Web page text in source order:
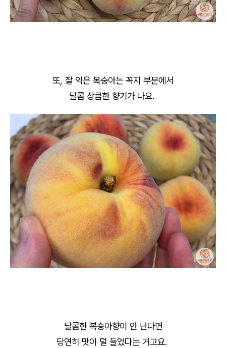
또, 잘 익은 복숭아는 꼭지 부분에서
달콤 상큼한 향기가 나요.
달콤한 복숭아향이 안 난다면
당연히 맛이 덜 들었다는 거고요.